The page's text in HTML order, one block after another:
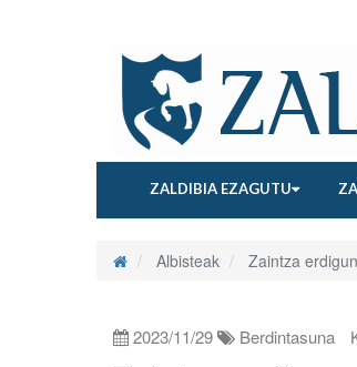
ZALDIBIA EZAGUTU
Albisteak Zaintza
2023/11/29 Berdintasuna